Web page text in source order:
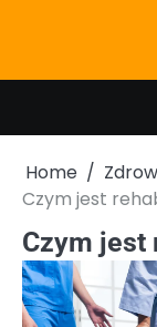
Home
Czym jest
Czym jest